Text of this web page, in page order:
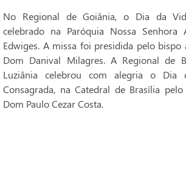
No Regional de Goiânia, o Dia da
celebrado na Paróquia Nossa Senhora
Edwiges. A missa foi presidida pelo bispo
Dom Danival Milagres. A Regional de
Luziânia celebrou com alegria o Dia
Consagrada, na Catedral de Brasília
Dom Paulo Cezar Costa.